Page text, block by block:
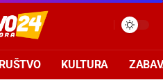
KULTURA